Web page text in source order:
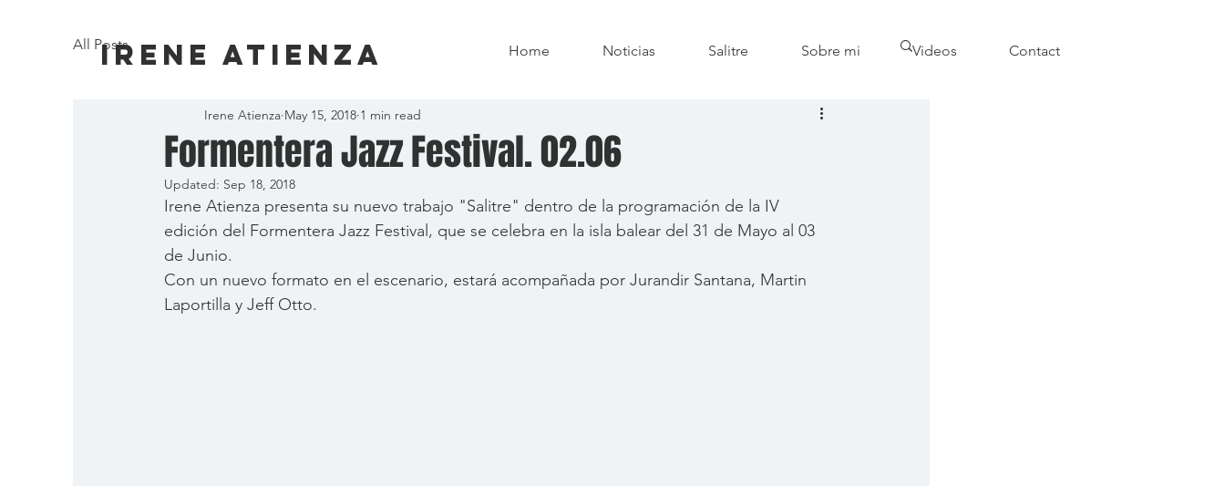
Irene Atienza Home Noticias Salitre Sobre mi Videos Contact
All Posts
Formentera Jazz Festival. 02.06
Irene Atienza May 15, 2018 1 min read
Updated: Sep 18, 2018
Irene Atienza presenta su nuevo trabajo "Salitre" dentro de la programación de la IV
edición del Formentera Jazz Festival, que se celebra en la isla balear del 31 de Mayo al 03
de Junio.
Con un nuevo formato en el escenario, estará acompañada por Jurandir Santana, Martin
Laportilla y Jeff Otto.